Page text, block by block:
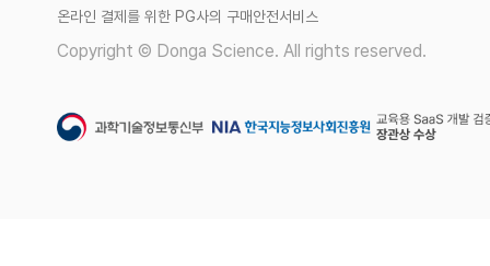
온라인 결제를 위한 PG사의 구매안전서비스
Copyright © Donga Science. All rights reserved.